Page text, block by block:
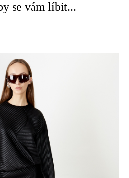
se vám líbit...